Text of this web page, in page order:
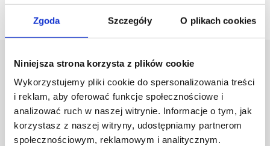
Zgoda Szczegóły O plikach cookies
Niniejsza strona korzysta z plików cookie
Wykorzystujemy pliki cookie do spersonalizowania treści
i reklam, aby oferować funkcje społecznościowe i
analizować ruch w naszej witrynie. Informacje o tym, jak
korzystasz z naszej witryny, udostępniamy partnerom
społecznościowym, reklamowym i analitycznym.
Projektant
Karolina Zagrodzka